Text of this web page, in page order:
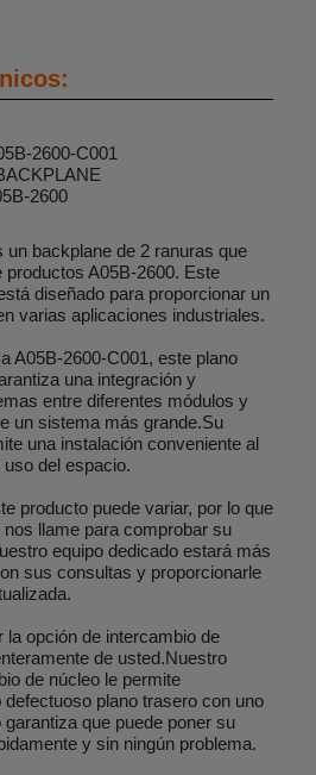
2600-C001
2600
un backplane de 2 ranuras que
productos A05B-2600. Este
diseñado para proporcionar un
varias aplicaciones industriales.
A05B-2600-C001, este plano
una integración y
entre diferentes módulos y
un sistema más grande.Su
una instalación conveniente al
del espacio.
producto puede variar, por lo que
llame para comprobar su
equipo dedicado estará más
sus consultas y proporcionarle
la opción de intercambio de
de usted.Nuestro
de núcleo le permite
plano trasero con uno
que puede poner su
y sin ningún problema.